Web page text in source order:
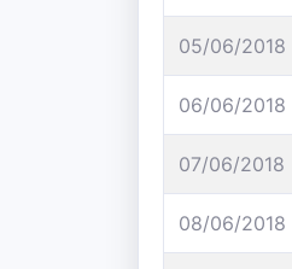
05/06/2018
06/06/2018
07/06/2018
08/06/2018